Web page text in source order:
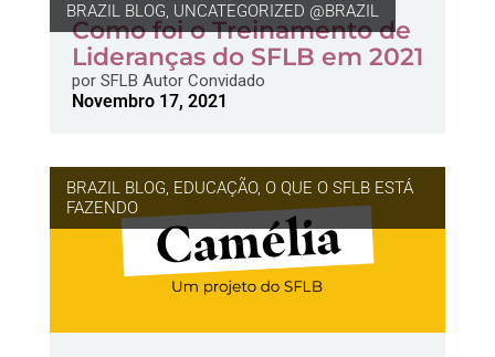
BRAZIL BLOG, UNCATEGORIZED @BRAZIL
Como foi o Treinamento de
Lideranças do SFLB em 2021
porSFLB Autor Convidado
Novembro 17, 2021
BRAZIL BLOG, EDUCAÇÃO, O QUE O SFLB ESTÁ
FAZENDO